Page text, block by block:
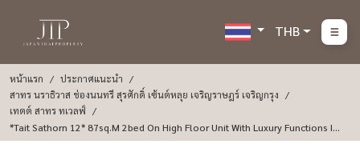
THB
หน้าแรก
ประกาศแนะนำ
สาทร นราธิวาส ช่องนนทรี สุรศักดิ์ เซ้นต์หลุย เจริญราษฎร์ เจริญกรุง
เทตต์ สาทร ทเวลฟ์
*Tait Sathorn 12* 87sq.m 2bed On High Floor Unit With Luxury Functions In
Sathorn Area.